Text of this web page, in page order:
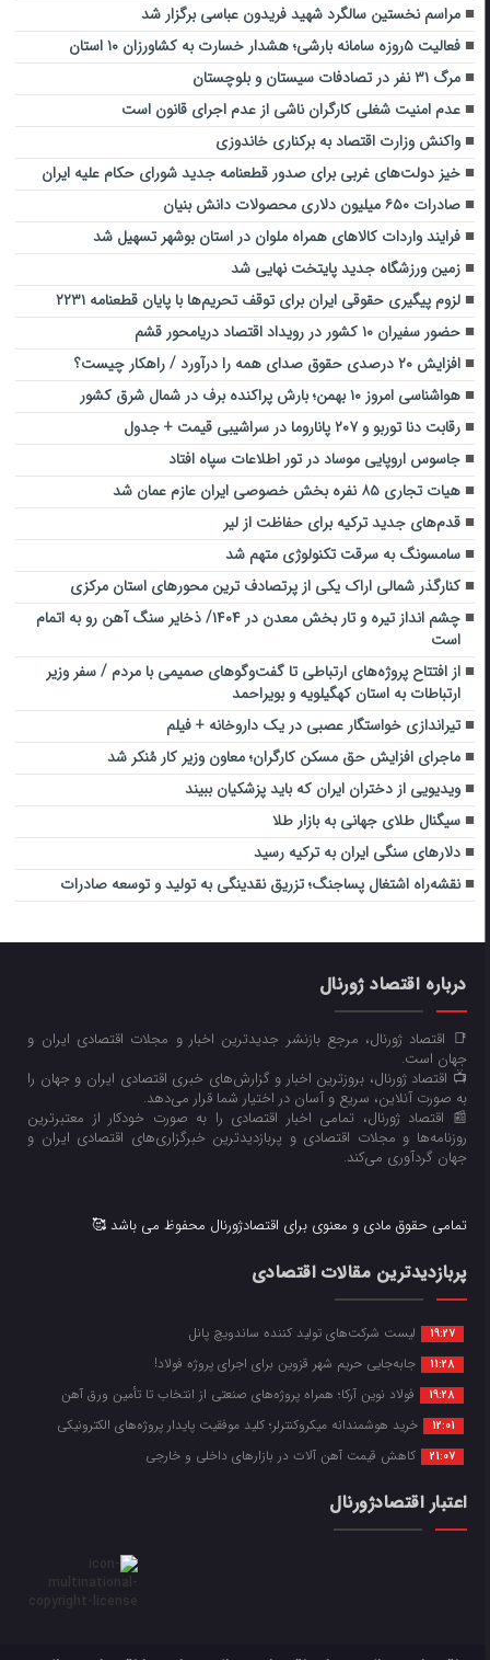
مراسم نخستین سالگرد شهید فریدون عباسی برگزار شد
فعالیت ۵روزه سامانه بارشی؛ هشدار خسارت به کشاورزان ۱۰ استان
مرگ ۳۱ نفر در تصادفات سیستان و بلوچستان
عدم امنیت شغلی کارگران ناشی از عدم اجرای قانون است
واکنش وزارت اقتصاد به برکناری خاندوزی
خیز دولت‌های غربی برای صدور قطعنامه جدید شورای حکام علیه ایران
صادرات ۶۵۰ میلیون دلاری محصولات دانش‌ بنیان
فرایند واردات کالاهای همراه ملوان در استان بوشهر تسهیل شد
زمین ورزشگاه جدید پایتخت نهایی شد
لزوم پیگیری حقوقی ایران برای توقف تحریم‌ها با پایان قطعنامه ۲۲۳۱
حضور سفیران ۱۰ کشور در رویداد اقتصاد دریامحور قشم
افزایش ۲۰ درصدی حقوق صدای همه را درآورد / راهکار چیست؟
هواشناسی امروز ۱۰ بهمن؛ بارش پراکنده برف در شمال شرق کشور
رقابت دنا توربو و ۲۰۷ پاناروما در سراشیبی قیمت + جدول
جاسوس اروپایی موساد در تور اطلاعات سپاه افتاد
هیات تجاری ۸۵ نفره بخش خصوصی ایران عازم عمان شد
قدم‌های جدید ترکیه برای حفاظت از لیر
سامسونگ به سرقت تکنولوژی متهم شد
کنارگذر شمالی اراک یکی از پرتصادف ترین محورهای استان مرکزی
چشم انداز تیره و تار بخش معدن در ۱۴۰۴/ ذخایر سنگ آهن رو به اتمام
است
از افتتاح پروژه‌های ارتباطی تا گفت‌وگوهای صمیمی با مردم / سفر وزیر
ارتباطات به استان کهگیلویه و بویراحمد
تیراندازی خواستگار عصبی در یک داروخانه + فیلم
ماجرای افزایش حق مسکن کارگران؛ معاون وزیر کار مُنکر شد
ویدیویی از دختران ایران که باید پزشکیان ببیند
سیگنال طلای جهانی به بازار طلا
دلارهای سنگی ایران به ترکیه رسید
نقشه‌راه اشتغال پساجنگ؛ تزریق نقدینگی به تولید و توسعه صادرات
درباره اقتصاد ژورنال
📑 اقتصاد ژورنال، مرجع بازنشر جدیدترین اخبار و مجلات اقتصادی ایران و
جهان است.
📺 اقتصاد ژورنال، بروزترین اخبار و گزارش‌های خبری اقتصادی ایران و جهان را
به صورت آنلاین، سریع و آسان در اختیار شما قرار می‌‌دهد.
📰 اقتصاد ژورنال، تمامی اخبار اقتصادی را به صورت خودکار از معتبرترین
روزنامه‌ها و مجلات اقتصادی و پربازدیدترین خبرگزاری‌های اقتصادی ایران و
جهان گردآوری می‌کند.
تمامی حقوق مادی و معنوی برای اقتصادژورنال محفوظ می باشد 🥰
پربازدیدترین مقالات اقتصادی
19:27 لیست شرکت‌های تولید کننده ساندویچ پانل
11:28 جابه‌جایی حریم شهر قزوین برای اجرای پروژه فولاد!
19:28 فولاد نوین آرکا؛ همراه پروژه‌های صنعتی از انتخاب تا تأمین ورق آهن
12:01 خرید هوشمندانه میکروکنترلر؛ کلید موفقیت پایدار پروژه‌های الکترونیکی
21:07 کاهش قیمت آهن آلات در بازارهای داخلی و خارجی
اعتبار اقتصادژورنال